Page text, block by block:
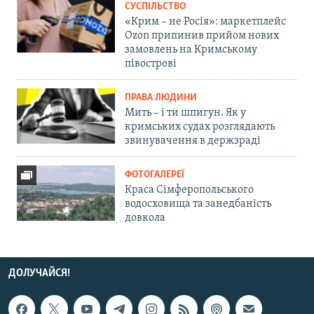
СУСПІЛЬСТВО
«Крим – не Росія»: маркетплейс
Ozon припинив прийом нових
замовлень на Кримському
півострові
ПРАВА ЛЮДИНИ
Мить – і ти шпигун. Як у
кримських судах розглядають
звинувачення в держзраді
ФОТОГАЛЕРЕЇ
Краса Сімферопольського
водосховища та занедбаність
довкола
ДОЛУЧАЙСЯ!